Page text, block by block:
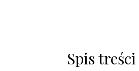
Spis treści